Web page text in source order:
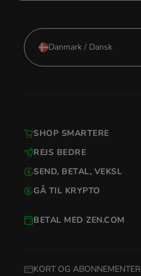
Danmark / Dansk
KORT OG ABONNEMENTER
BETAL MED ZEN.COM
SHOP SMARTERE
REJS BEDRE
SEND, BETAL, VEKSL
GÅ TIL KRYPTO